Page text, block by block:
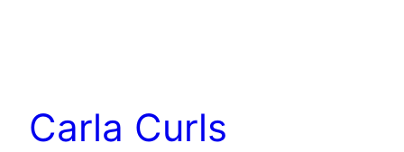
Carla Curls